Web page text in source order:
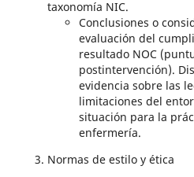
taxonomía NIC.
Conclusiones o
evaluación del
resultado NOC
postintervención).
evidencia sobre las
limitaciones del
situación para la
enfermería.
Normas de estilo y ética